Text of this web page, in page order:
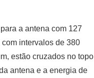
a antena com 127
intervalos de 380
estão cruzados no topo
antena e a energia de